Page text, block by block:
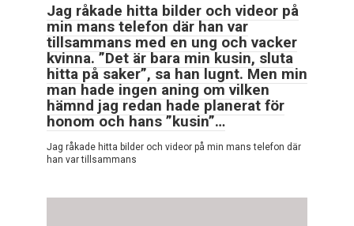
Jag råkade hitta bilder och videor på
min mans telefon där han var
tillsammans med en ung och vacker
kvinna. ”Det är bara min kusin, sluta
hitta på saker”, sa han lugnt. Men min
man hade ingen aning om vilken
hämnd jag redan hade planerat för
honom och hans ”kusin”…
Jag råkade hitta bilder och videor på min mans telefon där
han var tillsammans